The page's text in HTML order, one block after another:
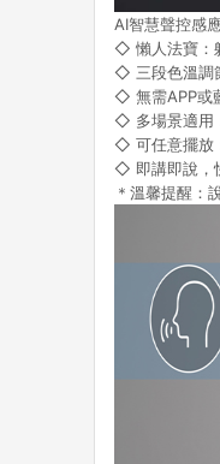
AI智慧聲控感
◇ 懶人法寶：
◇ 三段色溫調
◇ 無需APP或
◇ 多場景適用
◇ 可任意擺放
◇ 即講即說，
＊溫馨提醒：